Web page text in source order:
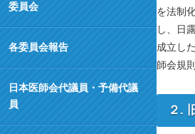
を法制
し、日
成立し
師会規
２.
委員会
各委員会報告
日本医師会代議員・予備代議
員